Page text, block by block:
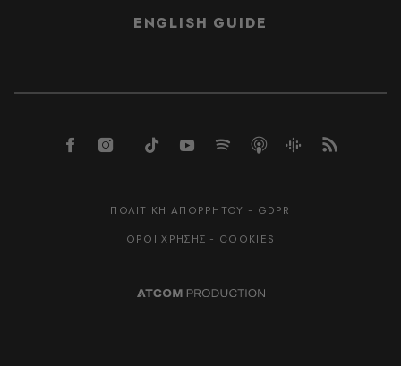
ENGLISH GUIDE
ΠΟΛΙΤΙΚΗ ΑΠΟΡΡΗΤΟΥ - GDPR
ΟΡΟΙ ΧΡΗΣΗΣ - COOKIES